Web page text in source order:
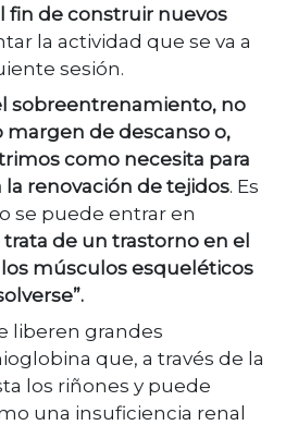
fin de construir nuevos
la actividad que se va a
sesión.
sobreentrenamiento, no
de descanso o,
como necesita para
renovación de tejidos. Es
se puede entrar en
trata de un trastorno en el
músculos esqueléticos
liberen grandes
que, a través de la
los riñones y puede
una insuficiencia renal